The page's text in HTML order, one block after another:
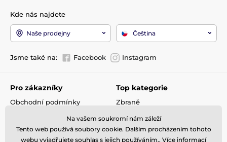
Kde nás najdete
Naše prodejny Čeština
Jsme také na: Facebook Instagram
Pro zákazníky
Obchodní podmínky
Reklamace
Kontakty
Top kategorie
Zbraně
Střelivo
Příslušenství
Na vašem soukromí nám záleží
Tento web používá soubory cookie. Dalším procházením tohoto
webu vyjadřujete souhlas s jejich používáním.. Více informací